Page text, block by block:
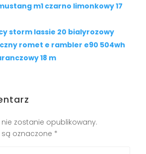
m1 czarno limonkowy 17
storm lassie 20 bialyrozowy
romet e rambler e90 504wh
18 m
zostanie opublikowany.
oznaczone *